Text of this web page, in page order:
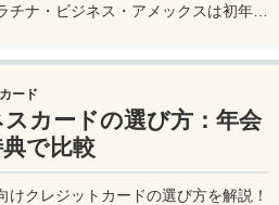
チナ・ビジネス・アメックスは初年度
ード
スカードの選び方：年会
で比較
けクレジットカードの選び方を解説！